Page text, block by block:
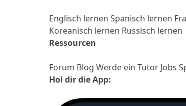
Englisch lernen Spanisch lernen
Koreanisch lernen Russisch lernen
Ressourcen
Forum Blog Werde ein Tutor Jobs
Hol dir die App: